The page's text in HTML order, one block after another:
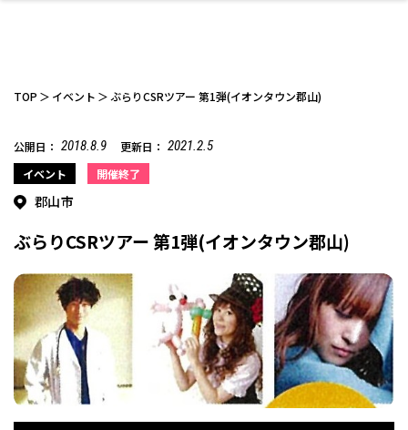
カフェ
お酒 洋食 中華
開成山公園
デート・友達と ひとりで アウトドア
美容室
美容アイテム エイジングケア メンズ
ファッション
スポーツ・アウト
ドア
ギフト・お土産 キッズ
お仕事探し
保険 病院・クリニック ペット
家づくり
リフォーム・リノ
ベーション
自治体インフォ その他
TOP イベント ぶらりCSRツアー 第1弾(イオンタウン郡山)
公開日： 2018.8.9 更新日： 2021.2.5
イベント 開催終了
郡山市
ぶらりCSRツアー 第1弾(イオンタウン郡山)